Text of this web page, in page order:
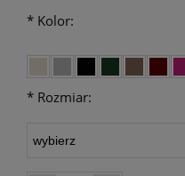
* Kolor:
* Rozmiar: